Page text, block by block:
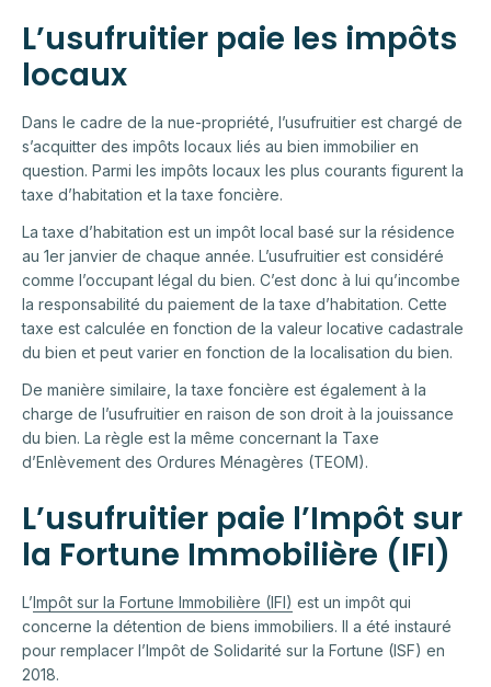
L’usufruitier paie les impôts
locaux
Dans le cadre de la nue-propriété, l’usufruitier est chargé de
s’acquitter des impôts locaux liés au bien immobilier en
question. Parmi les impôts locaux les plus courants figurent la
taxe d’habitation et la taxe foncière.
La taxe d’habitation est un impôt local basé sur la résidence
au 1er janvier de chaque année. L’usufruitier est considéré
comme l’occupant légal du bien. C’est donc à lui qu’incombe
la responsabilité du paiement de la taxe d’habitation. Cette
taxe est calculée en fonction de la valeur locative cadastrale
du bien et peut varier en fonction de la localisation du bien.
De manière similaire, la taxe foncière est également à la
charge de l’usufruitier en raison de son droit à la jouissance
du bien. La règle est la même concernant la Taxe
d’Enlèvement des Ordures Ménagères (TEOM).
L’usufruitier paie l’Impôt sur
la Fortune Immobilière (IFI)
L’Impôt sur la Fortune Immobilière (IFI) est un impôt qui
concerne la détention de biens immobiliers. Il a été instauré
pour remplacer l’Impôt de Solidarité sur la Fortune (ISF) en
2018.